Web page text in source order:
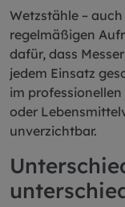
Wetzstähle –
regelmäßigen
dafür, dass
jedem Einsatz
im
oder
unverzichtbar.